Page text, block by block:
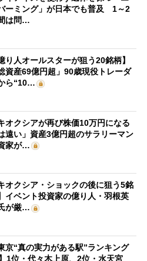
ーミング」が日本でも普及 1～2
は問…
り人オールスターが狙う20銘柄】
総資産69億円超」90歳現役トレーダ
ら“10…
オクシアが再び株価10万円になる
遠い」資産3億円超のサラリーマン
家が…
キオクシア・ショックの後に狙う5銘
イベント投資家の億り人・羽根英
が厳…
東京“真の実力がある駅”ランキング
1位・代々木上原、2位・水天宮